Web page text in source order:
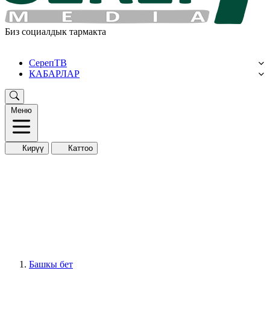
Биз социалдык тармакта
СерепТВ
КАБАРЛАР
Меню
Кирүү Каттоо
Башкы бет